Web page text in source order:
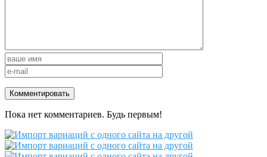
Пока нет комментариев. Будь первым!